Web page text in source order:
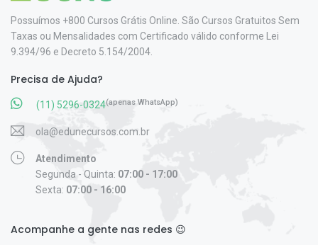
Possuímos +800 Cursos Grátis Online. São Cursos Gratuitos Sem
Taxas ou Mensalidades com Certificado válido conforme Lei
9.394/96 e Decreto 5.154/2004.
Precisa de Ajuda?
(11) 5296-0324(apenas WhatsApp)
ola@edunecursos.com.br
Atendimento
Segunda - Quinta: 07:00 - 17:00
Sexta: 07:00 - 16:00
Acompanhe a gente nas redes 😉